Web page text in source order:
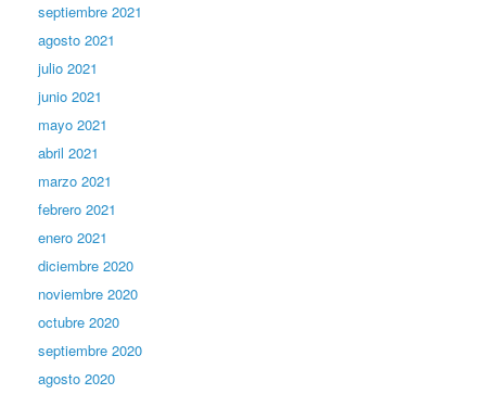
septiembre 2021
agosto 2021
julio 2021
junio 2021
mayo 2021
abril 2021
marzo 2021
febrero 2021
enero 2021
diciembre 2020
noviembre 2020
octubre 2020
septiembre 2020
agosto 2020